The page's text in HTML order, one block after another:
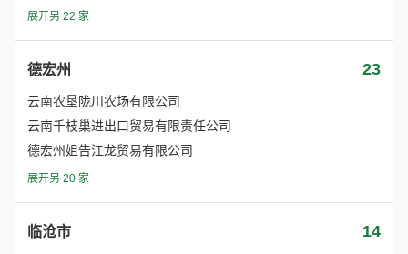
展开另 22 家
德宏州 23
云南农垦陇川农场有限公司
云南千枝巢进出口贸易有限责任公司
德宏州姐告江龙贸易有限公司
展开另 20 家
临沧市 14